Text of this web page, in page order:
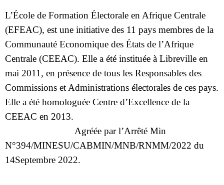
L’École de Formation Électorale en Afrique Centrale
(EFEAC), est une initiative des 11 pays membres de la
Communauté Economique des États de l’Afrique
Centrale (CEEAC). Elle a été instituée à Libreville en
mai 2011, en présence de tous les Responsables des
Commissions et Administrations électorales de ces pays.
Elle a été homologuée Centre d’Excellence de la
CEEAC en 2013.
Agréée par l’Arrêté Min
N°394/MINESU/CABMIN/MNB/RNMM/2022 du
14Septembre 2022.